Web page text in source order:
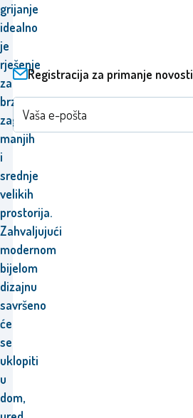
grijanje
idealno
je
rješenje
za
brzo
zagrijavanje
manjih
i
srednje
velikih
prostorija.
Zahvaljujući
modernom
bijelom
dizajnu
savršeno
će
se
uklopiti
u
dom,
Registracija za primanje novosti